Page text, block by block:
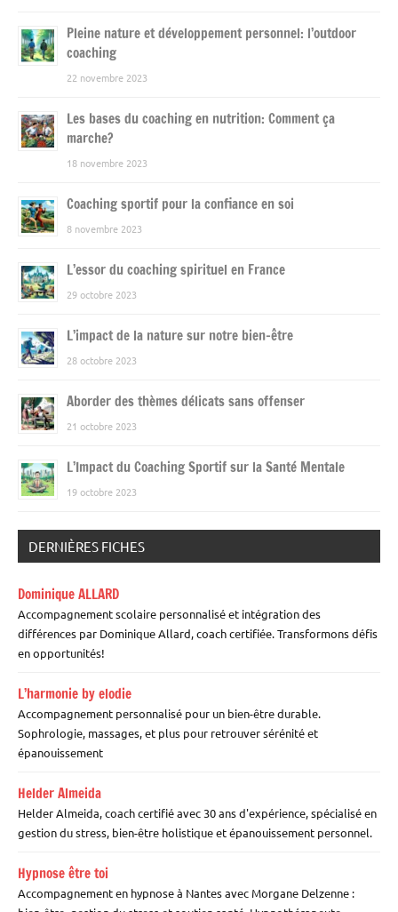
Pleine nature et développement personnel: l’outdoor
coaching
22 novembre 2023
Les bases du coaching en nutrition: Comment ça
marche?
18 novembre 2023
Coaching sportif pour la confiance en soi
8 novembre 2023
L’essor du coaching spirituel en France
29 octobre 2023
L’impact de la nature sur notre bien-être
28 octobre 2023
Aborder des thèmes délicats sans offenser
21 octobre 2023
L’Impact du Coaching Sportif sur la Santé Mentale
19 octobre 2023
DERNIÈRES FICHES
Dominique ALLARD
Accompagnement scolaire personnalisé et intégration des
différences par Dominique Allard, coach certifiée. Transformons défis
en opportunités!
L’harmonie by elodie
Accompagnement personnalisé pour un bien-être durable.
Sophrologie, massages, et plus pour retrouver sérénité et
épanouissement
Helder Almeida
Helder Almeida, coach certifié avec 30 ans d'expérience, spécialisé en
gestion du stress, bien-être holistique et épanouissement personnel.
Hypnose être toi
Accompagnement en hypnose à Nantes avec Morgane Delzenne :